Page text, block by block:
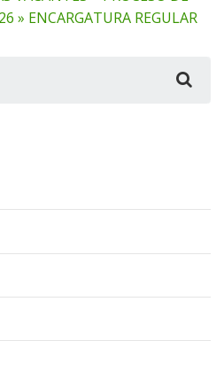
» ENCARGATURA REGULAR